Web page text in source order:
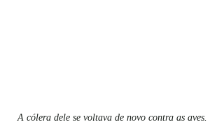
A cólera dele se voltava de novo contra as aves.